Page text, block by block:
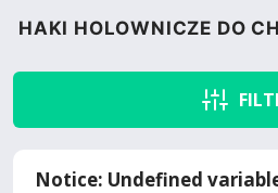
HAKI HOLOWNICZE DO
Notice: Undefined